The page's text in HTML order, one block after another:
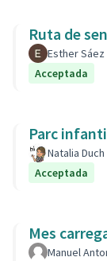
Ruta de
Esther Sáez
Acceptada
Parc
Natalia Duch
Acceptada
Mes
Manuel